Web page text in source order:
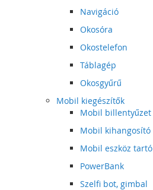
Navigáció
Okosóra
Okostelefon
Táblagép
Okosgyűrű
Mobil kiegészítők
Mobil billentyűzet
Mobil kihangosító
Mobil eszköz tartó
PowerBank
Szelfi bot, gimbal